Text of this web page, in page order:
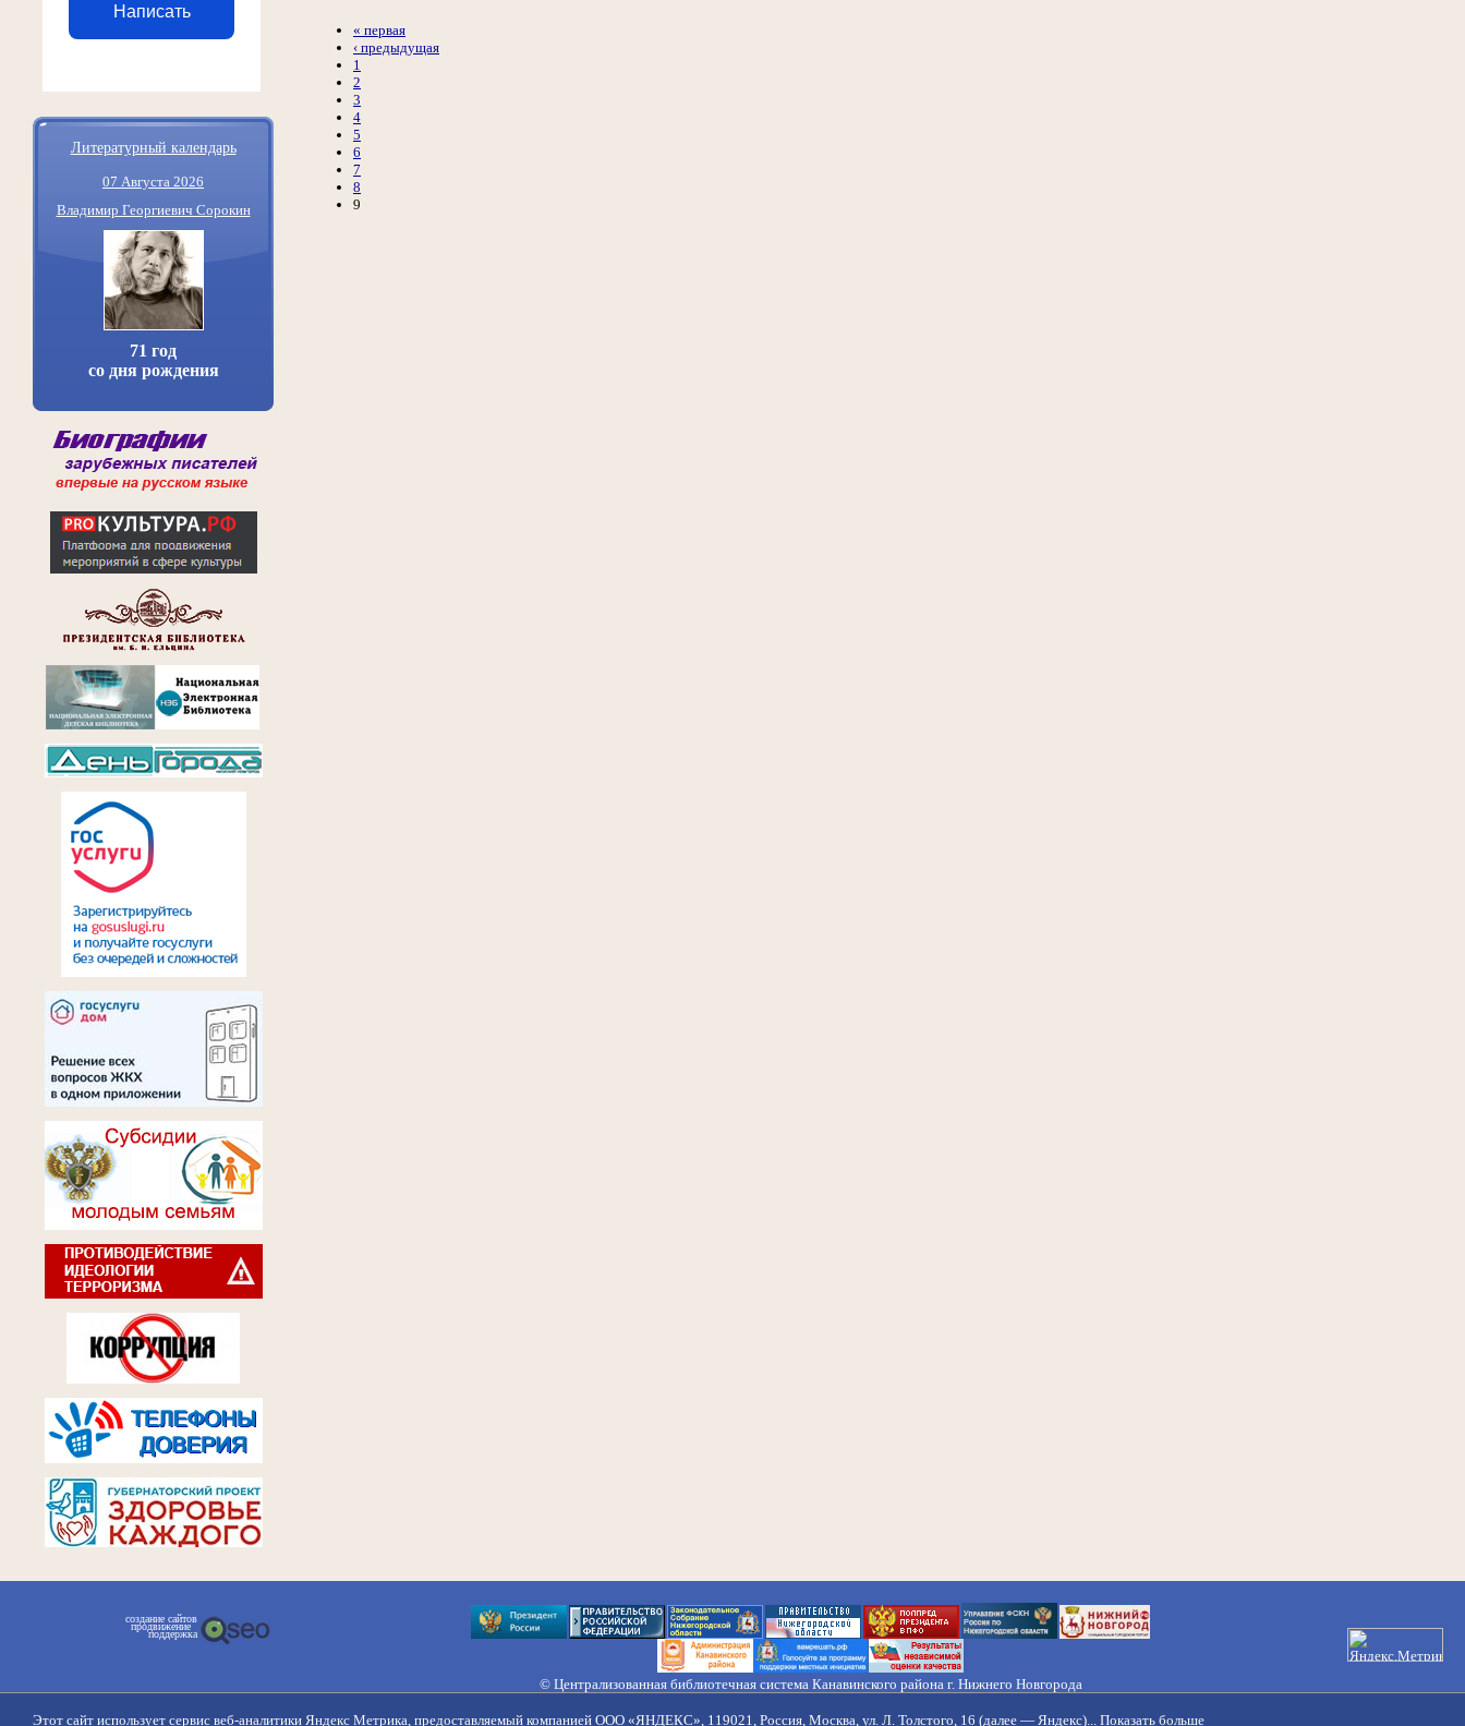
Написать
Литературный календарь
07 Августа 2026
Владимир Георгиевич Сорокин
71 год
со дня рождения
« первая
‹ предыдущая
1
2
3
4
5
6
7
8
9
создание сайтов
продвижение
поддержка
© Централизованная библиотечная система Канавинского района г. Нижнего Новгорода
Правила обработки персональных данных
Этот сайт использует сервис веб-аналитики Яндекс Метрика, предоставляемый компанией ООО «ЯНДЕКС», 119021, Россия, Москва, ул. Л. Толстого, 16 (далее — Яндекс)... Показать больше